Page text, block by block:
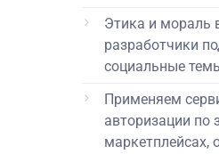
Этика и мораль
разработчики
социальные
Применяем
авторизации по
маркетплейсах,